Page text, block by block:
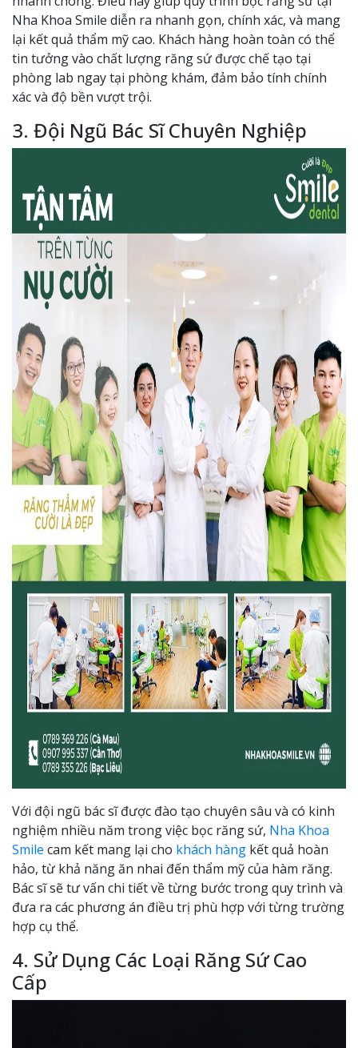
Nha Khoa Smile diễn ra nhanh gọn, chính xác, và mang
lại kết quả thẩm mỹ cao. Khách hàng hoàn toàn có thể
tin tưởng vào chất lượng răng sứ được chế tạo tại
phòng lab ngay tại phòng khám, đảm bảo tính chính
xác và độ bền vượt trội.
3. Đội Ngũ Bác Sĩ Chuyên Nghiệp
Với đội ngũ bác sĩ được đào tạo chuyên sâu và có kinh
nghiệm nhiều năm trong việc bọc răng sứ, Nha Khoa
Smile cam kết mang lại cho khách hàng kết quả hoàn
hảo, từ khả năng ăn nhai đến thẩm mỹ của hàm răng.
Bác sĩ sẽ tư vấn chi tiết về từng bước trong quy trình và
đưa ra các phương án điều trị phù hợp với từng trường
hợp cụ thể.
4. Sử Dụng Các Loại Răng Sứ Cao
Cấp